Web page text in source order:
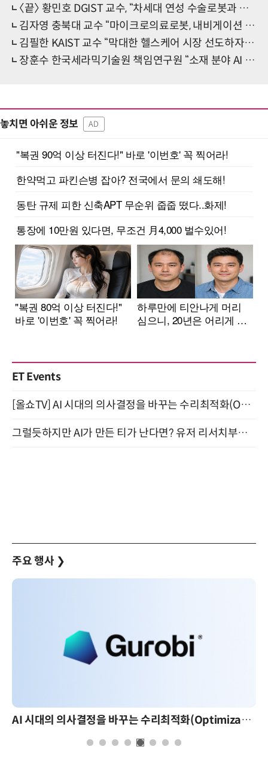
〈끝〉 황민호 DGIST 교수, “차세대 연성 수술로봇과 로봇 조작·자동화 기술을 현실로”
김자영 충북대 교수 “마이크로의료로봇, 내비게이션 기반 초정밀 의료기술에 기여”
김필한 KAIST 교수 “막대한 헬스케어 시장 선도하자...교육 시스템 갖춰야”
장훈수 한국세라믹기술원 책임연구원 “소재 분야 AI 기술 활성화로 지역기업 DX 앞장”
놓치면 아쉬운 정보 AD
ET Events
[올쇼TV] AI 시대의 의사결정을 바꾸는 수리최적화(Optimization) 소개 (8/20 생방송)
그럴듯하지만 AI가 만든 티가 난다면? 유저 리서치부터 배포까지! (9/15)
주요 행사 ❯
AI 시대의 의사결정을 바꾸는 수리최적화(Optimization): 실제 산업 적용 사례와 활용 전략